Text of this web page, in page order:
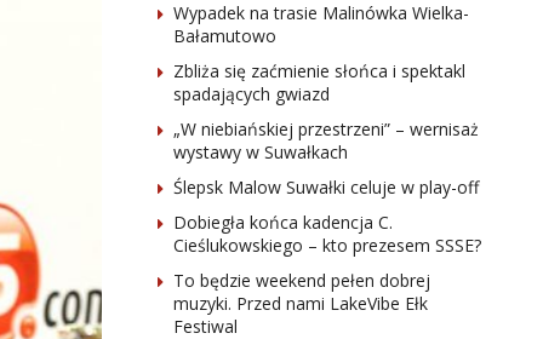
Wypadek na trasie Malinówka Wielka-
Bałamutowo
Zbliża się zaćmienie słońca i spektakl
spadających gwiazd
„W niebiańskiej przestrzeni” – wernisaż
wystawy w Suwałkach
Ślepsk Malow Suwałki celuje w play-off
Dobiegła końca kadencja C.
Cieślukowskiego – kto prezesem SSSE?
To będzie weekend pełen dobrej
muzyki. Przed nami LakeVibe Ełk
Festiwal